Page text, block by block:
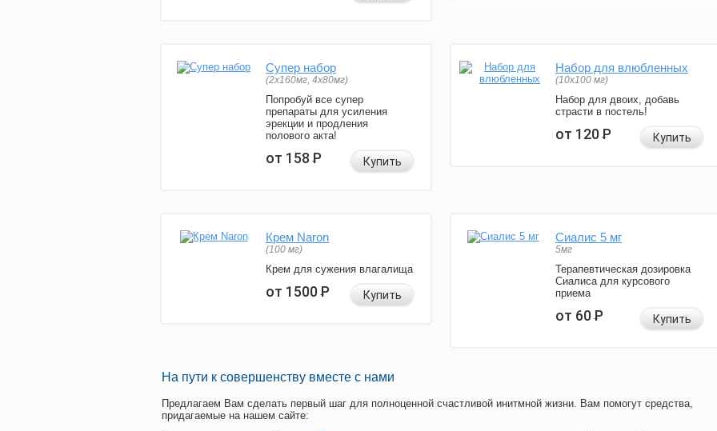
Супер набор
(2х160мг, 4х80мг)
Попробуй все супер
препараты для усиления
эрекции и продления
полового акта!
от 158Р Купить
Набор для влюбленных
(10х100 мг)
Набор для двоих, добавь
страсти в постель!
от 120Р Купить
Крем Naron
(100 мг)
Крем для сужения влагалища
от 1500Р Купить
Сиалис 5 мг
5мг
Терапевтическая дозировка
Сиалиса для курсового
приема
от 60Р Купить
На пути к совершенству вместе с нами
Предлагаем Вам сделать первый шаг для полноценной счастливой инитмной жизни. Вам помогут средства,
придагаемые на нашем сайте: